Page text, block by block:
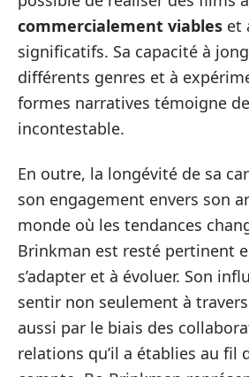
commercialement viables et
significatifs. Sa capacité à
différents genres et à
formes narratives témoigne
incontestable.
En outre, la longévité de sa
son engagement envers son
monde où les tendances
Brinkman est resté pertinent
s’adapter et à évoluer. Son
sentir non seulement à
aussi par le biais des
relations qu’il a établies au fil